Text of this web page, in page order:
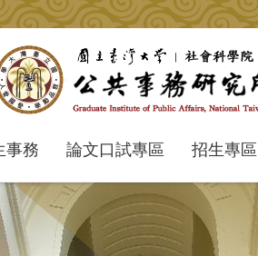
事務 論文口試專區 招生專區